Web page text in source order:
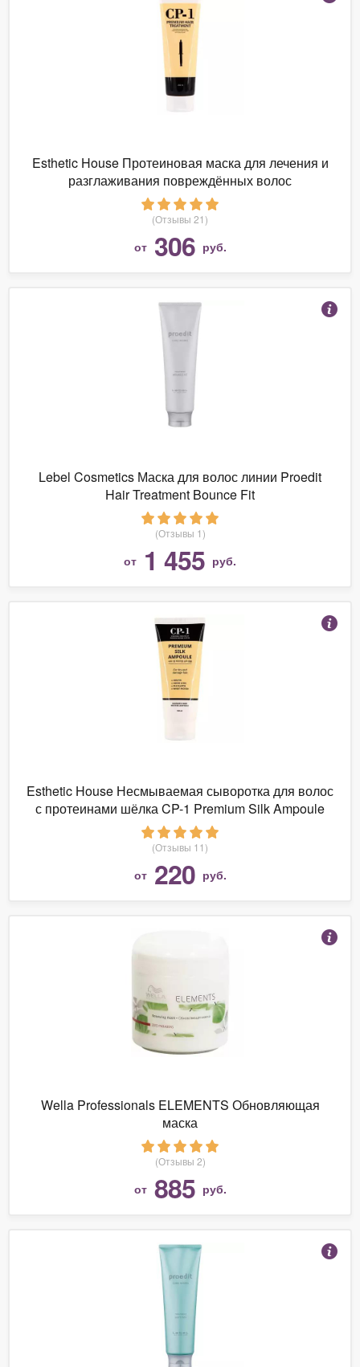
Esthetic House Протеиновая маска для лечения и
разглаживания повреждённых волос
(Отзывы 21)
от 306 руб.
Lebel Cosmetics Маска для волос линии Proedit
Hair Treatment Bounce Fit
(Отзывы 1)
от 1 455 руб.
Esthetic House Несмываемая сыворотка для волос
с протеинами шёлка CP-1 Premium Silk Ampoule
(Отзывы 11)
от 220 руб.
Wella Professionals ELEMENTS Обновляющая
маска
(Отзывы 2)
от 885 руб.